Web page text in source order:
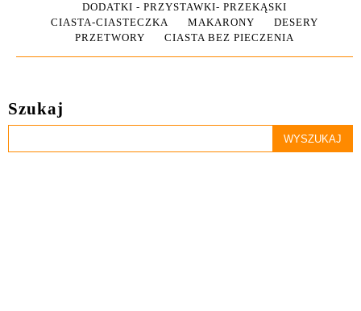
DODATKI - PRZYSTAWKI- PRZEKĄSKI
CIASTA-CIASTECZKA
MAKARONY
DESERY
PRZETWORY
CIASTA BEZ PIECZENIA
Szukaj